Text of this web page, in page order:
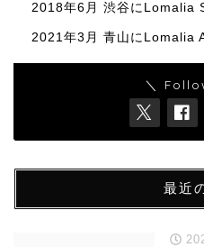
2018年6月 渋谷にLomalia
2021年3月 青山にLomalia
＼
最近